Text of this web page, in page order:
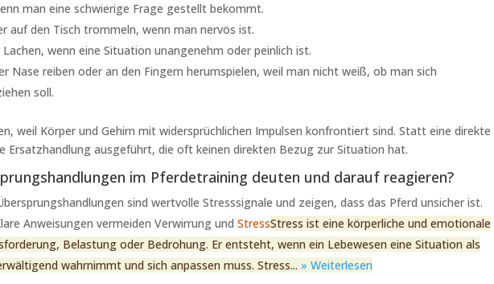
man eine schwierige Frage gestellt bekommt.
auf den Tisch trommeln, wenn man nervös ist.
wenn eine Situation unangenehm oder peinlich ist.
Nase reiben oder an den Fingern herumspielen, weil man nicht weiß, ob man sich
soll.
weil Körper und Gehirn mit widersprüchlichen Impulsen konfrontiert sind. Statt eine direkte
Ersatzhandlung ausgeführt, die oft keinen direkten Bezug zur Situation hat.
im Pferdetraining deuten und darauf reagieren?
sind wertvolle Stresssignale und zeigen, dass das Pferd unsicher ist.
Anweisungen vermeiden Verwirrung undStressStress ist eine körperliche und emotionale
Belastung oder Bedrohung. Er entsteht, wenn ein Lebewesen eine Situation als
wahrnimmt und sich anpassen muss. Stress...» Weiterlesen